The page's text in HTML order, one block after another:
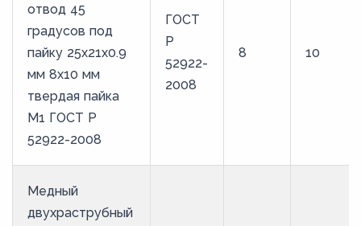
отвод 45
градусов под
пайку 25х21х0.9
мм 8х10 мм
твердая пайка
М1 ГОСТ Р
52922-2008
ГОСТ
Р
52922-
2008
8 10
Медный
двухраструбный